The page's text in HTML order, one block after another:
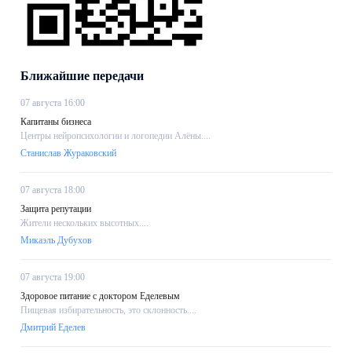
Ближайшие передачи
07 августа 16:00
Капитаны бизнеса
Центры нейропсихологии и логопедии Алёны....
Станислав Жураковский
07 августа 18:00
Защита репутации
Жители нескольких высотных....
Микаэль Дубухов
07 августа 19:00
Здоровое питание с доктором Еделевым
Пищевая избирательность, это склонность....
Дмитрий Еделев